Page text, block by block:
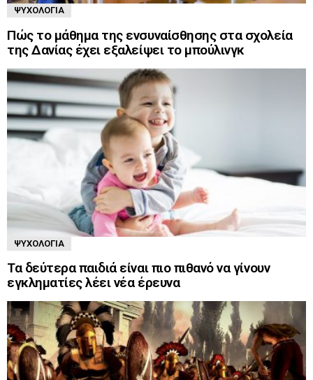
ΨΥΧΟΛΟΓΊΑ
Πώς το μάθημα της ενσυναίσθησης στα σχολεία
της Δανίας έχει εξαλείψει το μπούλινγκ
ΨΥΧΟΛΟΓΊΑ
Τα δεύτερα παιδιά είναι πιο πιθανό να γίνουν
εγκληματίες λέει νέα έρευνα